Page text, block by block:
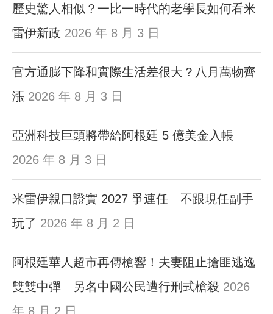
歷史驚人相似？一比一時代的老學長如何看米
雷伊新政 2026 年 8 月 3 日
官方通膨下降和實際生活差很大？八月萬物齊
漲 2026 年 8 月 3 日
亞洲科技巨頭將帶給阿根廷 5 億美金入帳
2026 年 8 月 3 日
米雷伊親口證實 2027 爭連任 不跟現任副手
玩了 2026 年 8 月 2 日
阿根廷華人超市再傳槍響！夫妻阻止搶匪逃逸
雙雙中彈 另名中國公民遭行刑式槍殺 2026
年 8 月 2 日